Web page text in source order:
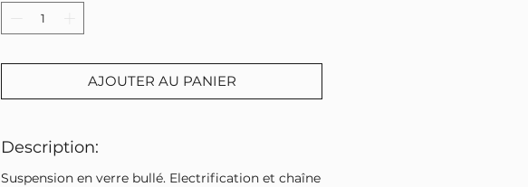
AJOUTER AU PANIER
Description:
Suspension en verre bullé. Electrification et chaîne